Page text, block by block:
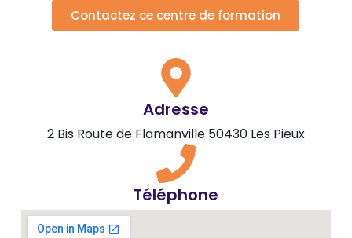
Contactez ce centre de formation
Adresse
2 Bis Route de Flamanville 50430 Les Pieux
Téléphone